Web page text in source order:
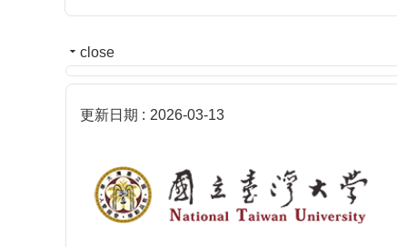
close
更新日期 2026-03-13